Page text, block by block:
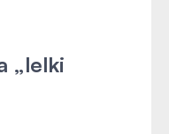
„lelki